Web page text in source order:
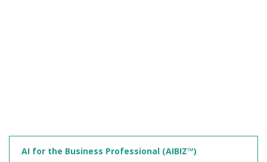
AI for the Business Professional (AIBIZ™)